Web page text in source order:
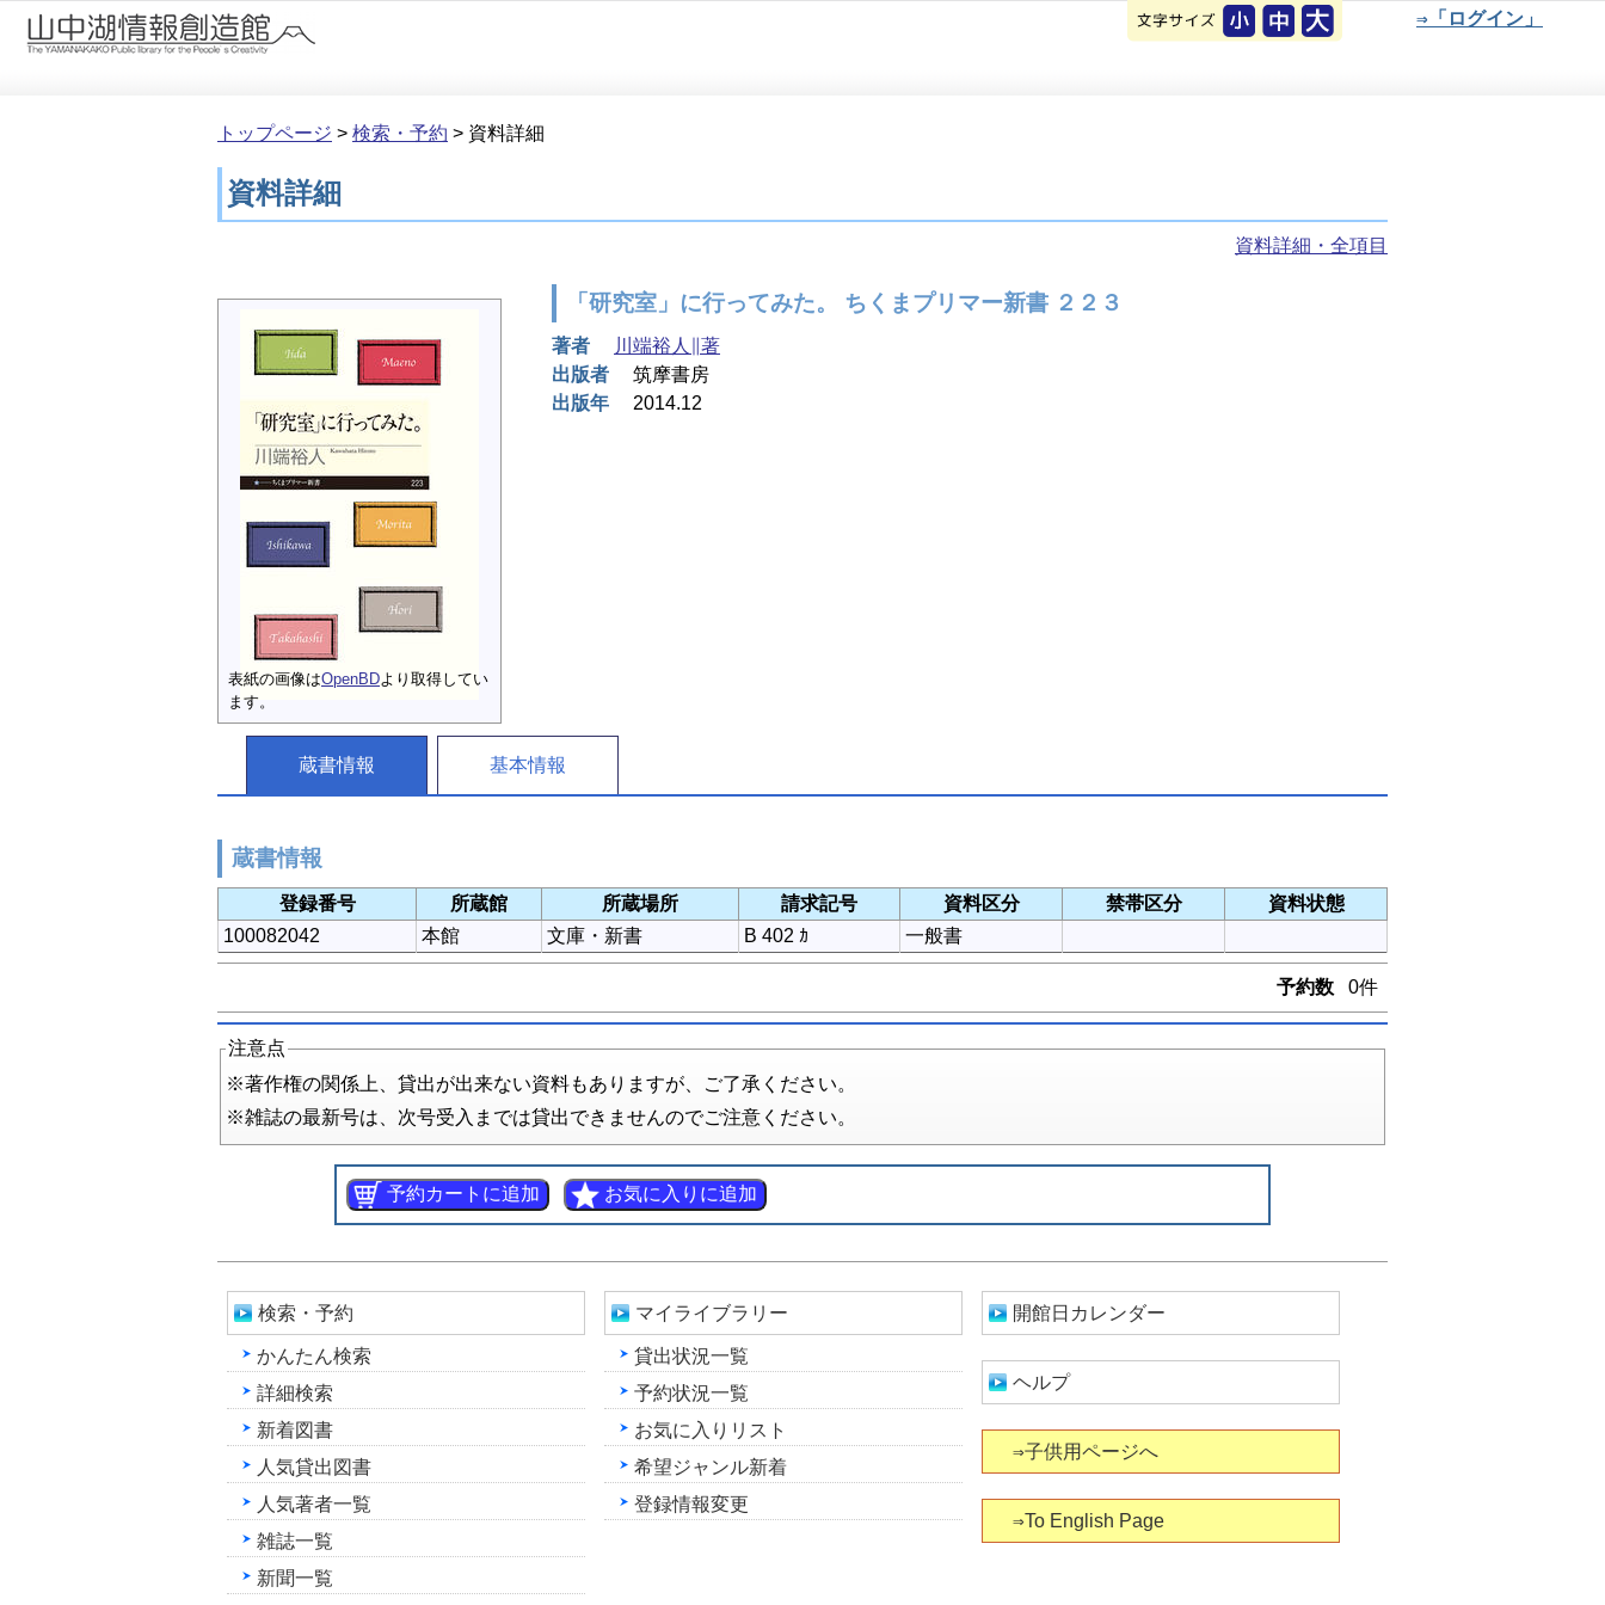
本文へ移動 ⇒「ログイン」
トップページ > 検索・予約 > 資料詳細
資料詳細
資料詳細・全項目
「研究室」に行ってみた。 ちくまプリマー新書 ２２３
著者
川端裕人∥著
出版者
筑摩書房
出版年
2014.12
表紙の画像はOpenBDより取得してい
ます。
蔵書情報 基本情報
蔵書情報
登録番号 所蔵館 所蔵場所 請求記号 資料区分 禁帯区分
資料状態
100082042
本館 文庫・新書 B 402 ｶ 一般書
予約数 0件
注意点
※著作権の関係上、貸出が出来ない資料もありますが、ご了承ください。
※雑誌の最新号は、次号受入までは貸出できませんのでご注意ください。
検索・予約
かんたん検索
詳細検索
新着図書
人気貸出図書
人気著者一覧
雑誌一覧
新聞一覧
マイライブラリー
貸出状況一覧
予約状況一覧
お気に入りリスト
希望ジャンル新着
登録情報変更
開館日カレンダー
ヘルプ
⇒子供用ページへ
⇒To English Page